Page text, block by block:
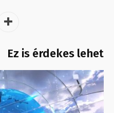
Ez is érdekes lehet